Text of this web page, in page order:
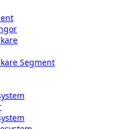
Segment